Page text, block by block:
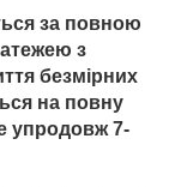
за повною
з
безмірних
на повну
упродовж 7-